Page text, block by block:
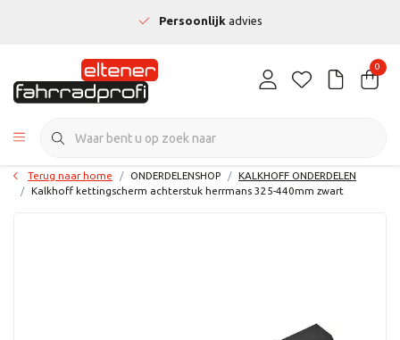
Persoonlijkadvies
0
Terug naar home ONDERDELENSHOP
KALKHOFF ONDERDELEN
Kalkhoff kettingscherm achterstuk herrmans 325-440mm zwart